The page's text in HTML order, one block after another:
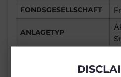
FONDSGESELLSCHAFT
ANLAGETYP